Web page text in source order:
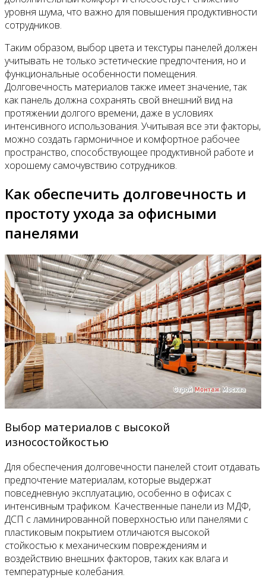
уровня шума, что важно для повышения продуктивности
сотрудников.
Таким образом, выбор цвета и текстуры панелей должен
учитывать не только эстетические предпочтения, но и
функциональные особенности помещения.
Долговечность материалов также имеет значение, так
как панель должна сохранять свой внешний вид на
протяжении долгого времени, даже в условиях
интенсивного использования. Учитывая все эти факторы,
можно создать гармоничное и комфортное рабочее
пространство, способствующее продуктивной работе и
хорошему самочувствию сотрудников.
Как обеспечить долговечность и
простоту ухода за офисными
панелями
Выбор материалов с высокой
износостойкостью
Для обеспечения долговечности панелей стоит отдавать
предпочтение материалам, которые выдержат
повседневную эксплуатацию, особенно в офисах с
интенсивным трафиком. Качественные панели из МДФ,
ДСП с ламинированной поверхностью или панелями с
пластиковым покрытием отличаются высокой
стойкостью к механическим повреждениям и
воздействию внешних факторов, таких как влага и
температурные колебания.